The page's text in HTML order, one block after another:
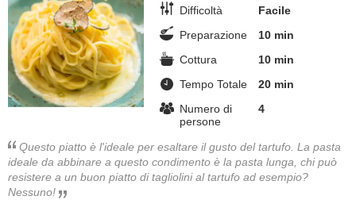
GASTRONOMIA
CAPELLI
SESSO
DIETA
Difficoltà
Facile
Preparazione
10 min
Cottura
10 min
Tempo Totale
20 min
Numero di
persone
4
Questo piatto è l'ideale per esaltare il gusto del tartufo. La pasta
ideale da abbinare a questo condimento è la pasta lunga, chi può
resistere a un buon piatto di tagliolini al tartufo ad esempio?
Nessuno!